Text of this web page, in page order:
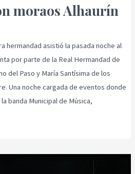
moraos Alhaurín
hermandad asistió la pasada noche al
por parte de la Real Hermandad de
del Paso y María Santísima de los
Una noche cargada de eventos donde
banda Municipal de Música,